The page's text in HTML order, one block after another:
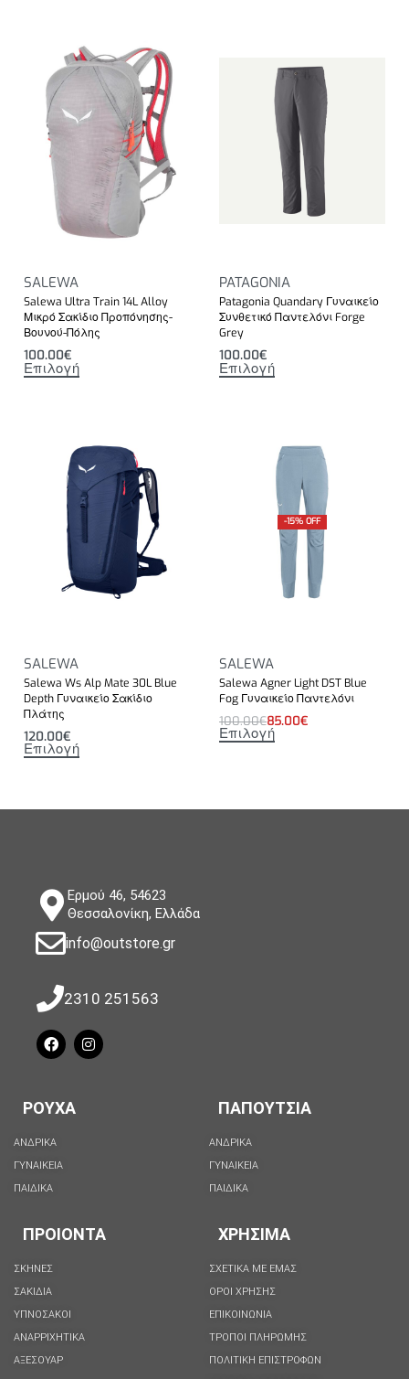
SALEWA
Salewa Ultra Train 14L Alloy
Μικρό Σακίδιο Προπόνησης-
Βουνού-Πόλης
100.00€
Επιλογή
PATAGONIA
Patagonia Quandary Γυναικείο
Συνθετικό Παντελόνι Forge
Grey
100.00€
Επιλογή
SALEWA
Salewa Ws Alp Mate 30L Blue
Depth Γυναικείο Σακίδιο
Πλάτης
120.00€
Επιλογή
-15% OFF
SALEWA
Salewa Agner Light DST Blue
Fog Γυναικείο Παντελόνι
100.00€85.00€
Επιλογή
Ερμού 46, 54623
Θεσσαλονίκη, Ελλάδα
info@outstore.gr
2310 251563
ΡΟΥΧΑ
ΑΝΔΡΙΚΑ
ΓΥΝΑΙΚΕΙΑ
ΠΑΙΔΙΚΑ
ΠΑΠΟΥΤΣΙΑ
ΑΝΔΡΙΚΑ
ΓΥΝΑΙΚΕΙΑ
ΠΑΙΔΙΚΑ
ΠΡΟΙΟΝΤΑ
ΣΚΗΝΕΣ
ΣΑΚΙΔΙΑ
ΥΠΝΟΣΑΚΟΙ
ΑΝΑΡΡΙΧΗΤΙΚΑ
ΑΞΕΣΟΥΑΡ
ΧΡΗΣΙΜΑ
ΣΧΕΤΙΚΑ ΜΕ ΕΜΑΣ
ΟΡΟΙ ΧΡΗΣΗΣ
ΕΠΙΚΟΙΝΩΝΙΑ
ΤΡΟΠΟΙ ΠΛΗΡΩΜΗΣ
ΠΟΛΙΤΙΚΗ ΕΠΙΣΤΡΟΦΩΝ